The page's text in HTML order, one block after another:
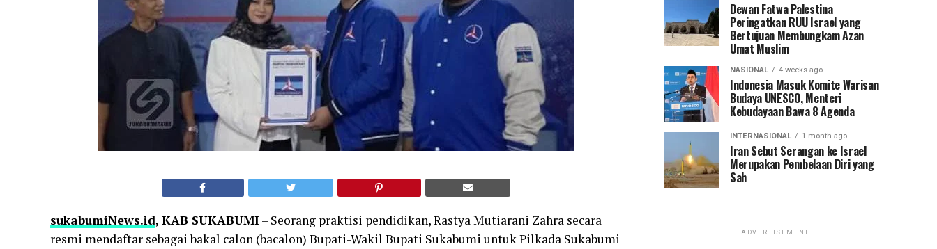
sukabumiNews.id, KAB SUKABUMI– Seorang praktisi pendidikan, Rastya Mutiarani Zahra secara
resmi mendaftar sebagai bakal calon (bacalon) Bupati-Wakil Bupati Sukabumi untuk Pilkada Sukabumi
Dewan Fatwa Palestina
Peringatkan RUU Israel yang
Bertujuan Membungkam Azan
Umat Muslim
NASIONAL 4 weeks ago
Indonesia Masuk Komite Warisan
Budaya UNESCO, Menteri
Kebudayaan Bawa 8 Agenda
INTERNASIONAL 1 month ago
Iran Sebut Serangan ke Israel
Merupakan Pembelaan Diri yang
Sah
ADVERTISEMENT